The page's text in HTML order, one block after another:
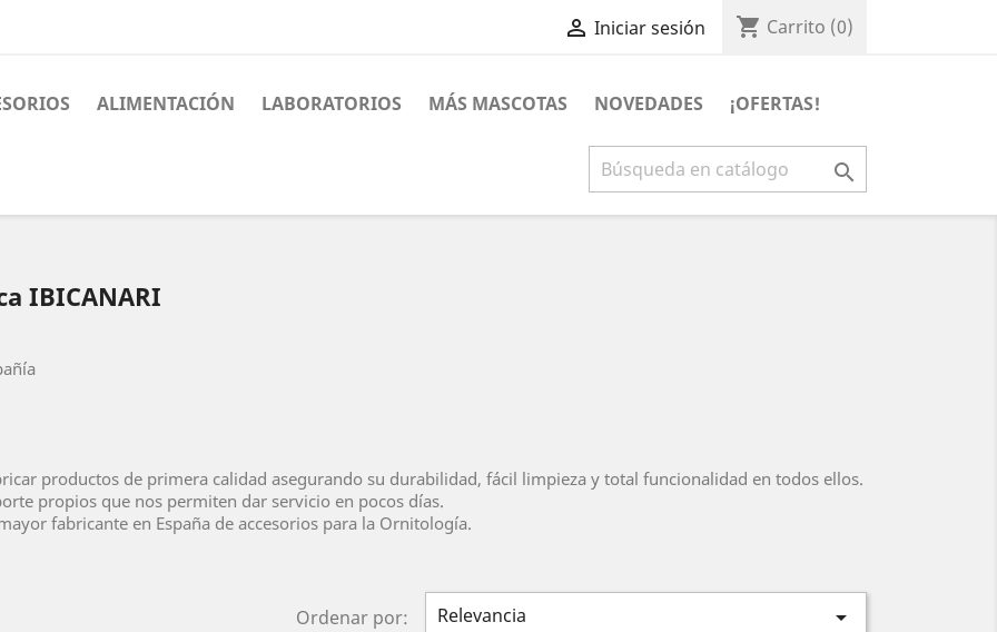
 Iniciar sesión shopping_cart Carrito (0)
ALIMENTACIÓN LABORATORIOS MÁS MASCOTAS NOVEDADES ¡OFERTAS!

IBICANARI
productos de primera calidad asegurando su durabilidad, fácil limpieza y total funcionalidad en todos ellos.
propios que nos permiten dar servicio en pocos días.
fabricante en España de accesorios para la Ornitología.
Ordenar por: Relevancia 